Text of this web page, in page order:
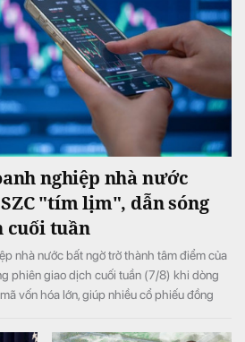
nghiệp nhà nước
SZC "tím lịm", dẫn sóng
cuối tuần
nhà nước bất ngờ trở thành tâm điểm của
phiên giao dịch cuối tuần (7/8) khi dòng
vốn hóa lớn, giúp nhiều cổ phiếu đồng